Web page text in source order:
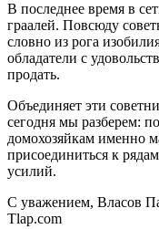
В последнее время в
граалей. Повсюду
словно из рога
обладатели с
продать.
Объединяет эти
сегодня мы разберем:
домохозяйкам именно
присоединиться к
усилий.
С уважением, Власов
Tlap.com